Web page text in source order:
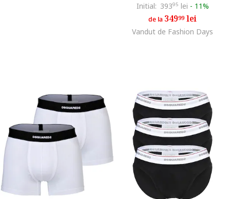
Initial: 39395 lei - 11%
de la 34999lei
Vandut de Fashion Days